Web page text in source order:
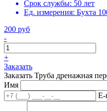
Срок службы: 50 лет
Ед. измерения: Бухта
200 руб
-
+
Заказать
Заказать Труба дренажная
Имя
E-